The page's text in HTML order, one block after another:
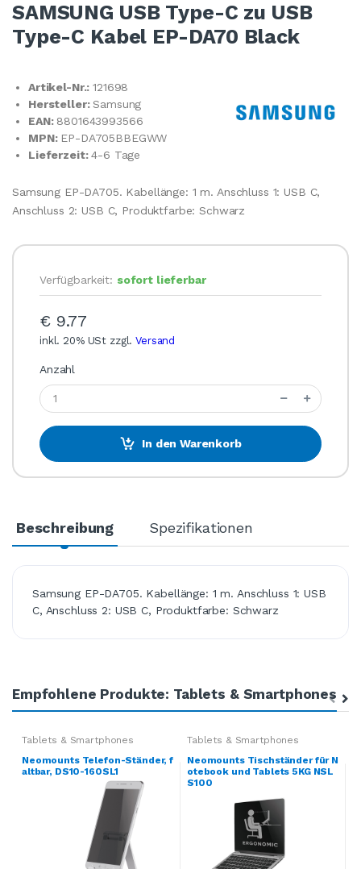
SAMSUNG USB Type-C zu USB
Type-C Kabel EP-DA70 Black
Artikel-Nr.:121698
Hersteller:Samsung
EAN: 8801643993566
MPN: EP-DA705BBEGWW
Lieferzeit:4-6 Tage
Samsung EP-DA705. Kabellänge: 1 m. Anschluss 1: USB C,
Anschluss 2: USB C, Produktfarbe: Schwarz
Verfügbarkeit: sofort lieferbar
€ 9.77
inkl. 20% USt zzgl.Versand
Anzahl
In den Warenkorb
Beschreibung Spezifikationen
Samsung EP-DA705. Kabellänge: 1 m. Anschluss 1: USB
C, Anschluss 2: USB C, Produktfarbe: Schwarz
Empfohlene Produkte: Tablets & Smartphones
Tablets & Smartphones
Neomounts Telefon-Ständer, f
altbar, DS10-160SL1
Tablets & Smartphones
Neomounts Tischständer für N
otebook und Tablets 5KG NSL
S100